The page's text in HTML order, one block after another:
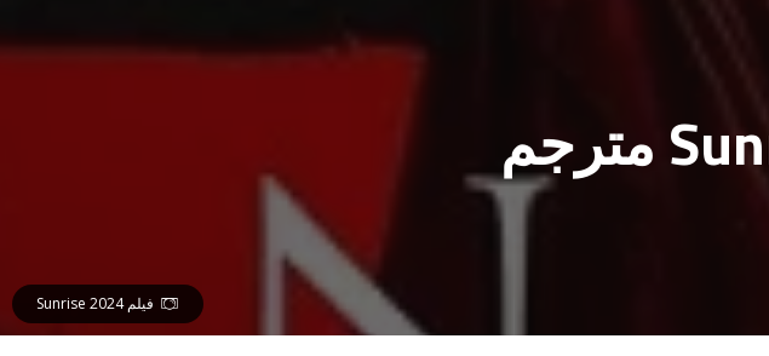
فيلم Sunrise 2024
مشاهدة وتحميل فيلم Sunrise 2024 مترجم